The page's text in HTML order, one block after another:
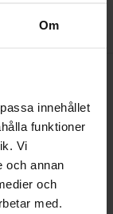
Om
innehållet
funktioner
Vi
och annan
och
med.